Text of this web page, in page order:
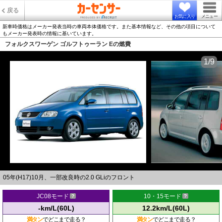
戻る
お気に入り メニュー
新車時価格はメーカー発表当時の車両本体価格です。また基本情報など、その他の項目について
もメーカー発表時の情報に基いています。
フォルクスワーゲン ゴルフトゥーラン Eの燃費
05年(H17)10月、一部改良時の2.0 GLiのフロント
1/9
JC08モード
-km/L(60L)
満タンでどこまで走る？
10・15モード
12.2km/L(60L)
満タンでどこまで走る？